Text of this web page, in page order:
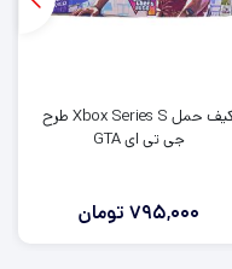
کیف حمل Xbox Series S طرح
جی تی ای GTA
795,000 تومان